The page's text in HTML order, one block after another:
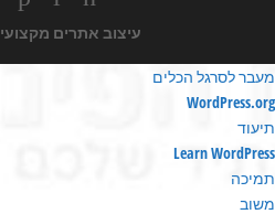
עיצוב אתרים מקצועי
מעבר לסרגל הכלים
אודות
וורדפרס
WordPress.org
תיעוד
Learn WordPress
תמיכה
משוב